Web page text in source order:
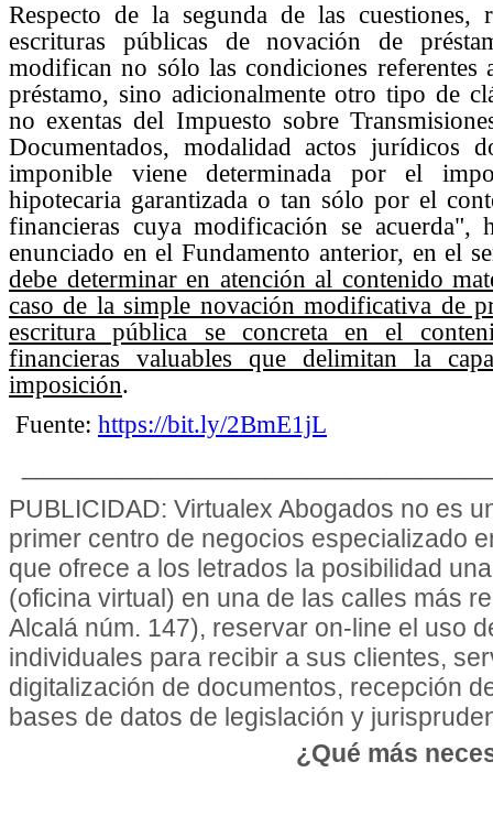
Respecto de la segunda de las
escrituras públicas de novación de
modifican no sólo las condiciones
préstamo, sino adicionalmente otro tipo de
no exentas del Impuesto sobre
Documentados, modalidad actos jurídicos
imponible viene determinada por el
hipotecaria garantizada o tan sólo por el
financieras cuya modificación se acuerda",
enunciado en el Fundamento anterior, en el
debe determinar en atención al contenido
caso de la simple novación modificativa de
escritura pública se concreta en el
financieras valuables que delimitan la
imposición.
Fuente: https://bit.ly/2BmE1jL
PUBLICIDAD: Virtualex Abogados no es
primer centro de negocios especializado
que ofrece a los letrados la posibilidad
(oficina virtual) en una de las calles más
Alcalá núm. 147), reservar on-line el uso
individuales para recibir a sus clientes,
digitalización de documentos, recepción
bases de datos de legislación y
¿Qué más